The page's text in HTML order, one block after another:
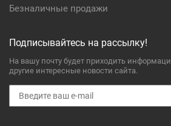
Безналичные продажи
Подписывайтесь на рассылку!
На вашу почту будет приходить
другие интересные новости сайта.